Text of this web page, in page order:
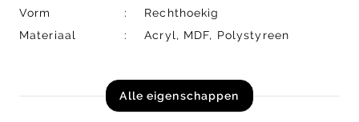
Vorm
Rechthoekig
Materiaal
Acryl, MDF, Polystyreen
Alle eigenschappen